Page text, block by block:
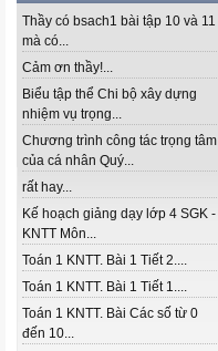
Thầy có bsach1 bài tập 10 và 11
mà có...
Cảm ơn thầy!...
Biểu tập thể Chi bộ xây dựng
nhiệm vụ trọng...
Chương trình công tác trọng tâm
của cá nhân Quý...
rất hay...
Kế hoạch giảng dạy lớp 4 SGK -
KNTT Môn...
Toán 1 KNTT. Bài 1 Tiết 2....
Toán 1 KNTT. Bài 1 Tiết 1....
Toán 1 KNTT. Bài Các số từ 0
đến 10...